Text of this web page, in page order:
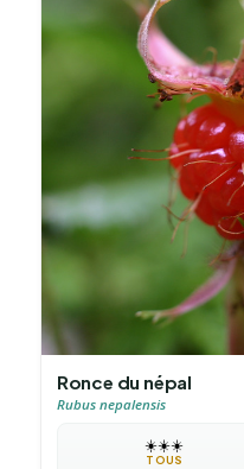
Ronce du népal
Rubus nepalensis
☀️☀️☀️
TOUS